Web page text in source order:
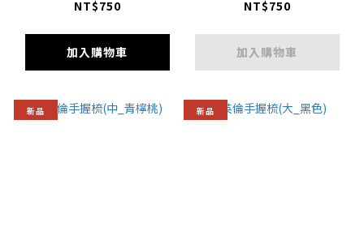
漂髮專用 細軟髮 抗濕
NT$750
加入購物車
漂髮專用 細軟髮 抗濕
NT$750
加入購物車
新品 新品